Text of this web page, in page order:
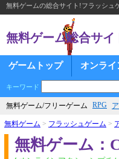
無料ゲームの総合サイト!フラッシュ
無料ゲーム総合サイ
ゲームトップ オンライ
キーワード
無料ゲーム/フリーゲーム RPG
無料ゲーム > フラッシュゲーム >
無料ゲーム